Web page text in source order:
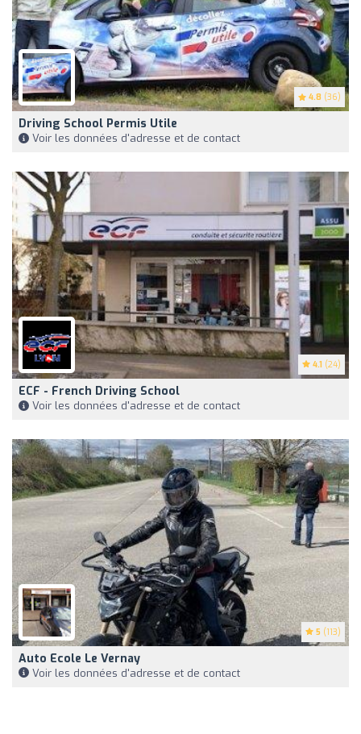
4.8 (36)
Driving School Permis Utile
Voir les données d'adresse et de contact
4.1 (24)
ECF - French Driving School
Voir les données d'adresse et de contact
5 (113)
Auto Ecole Le Vernay
Voir les données d'adresse et de contact